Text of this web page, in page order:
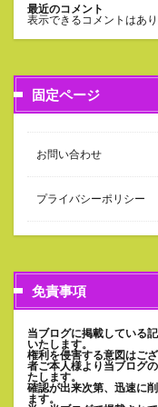
最近のコメント
表示できるコメントはあり
固定ページ
お問い合わせ
プライバシーポリシー
免責事項
当ブログに掲載している
いたします。
権利を侵害する意図はご
者ご本人様より当ブログ
たします。
確認が出来次第、迅速に
ます。